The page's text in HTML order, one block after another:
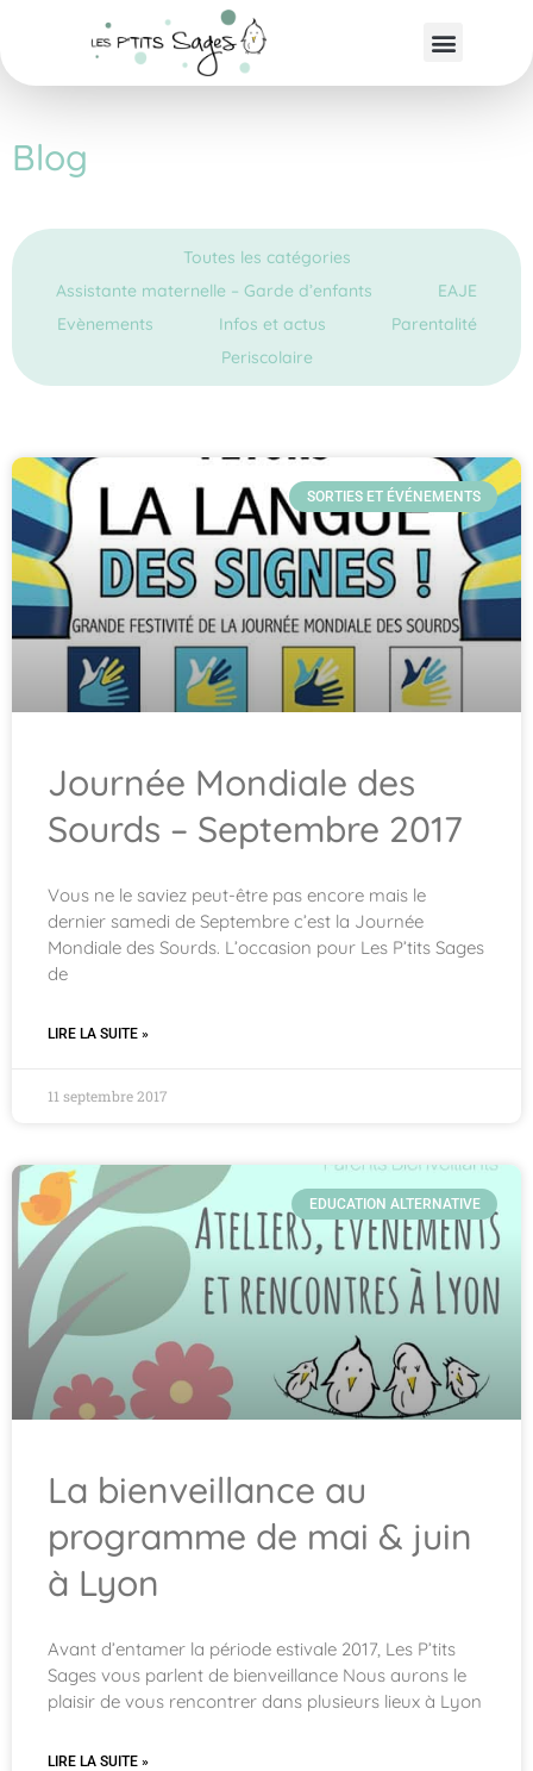
Blog
Toutes les catégories
Assistante maternelle – Garde d’enfants
EAJE
Evènements
Infos et actus
Parentalité
Periscolaire
SORTIES ET ÉVÉNEMENTS
Journée Mondiale des
Sourds – Septembre 2017
Vous ne le saviez peut-être pas encore mais le
dernier samedi de Septembre c’est la Journée
Mondiale des Sourds. L’occasion pour Les P’tits Sages
de
LIRE LA SUITE »
11 septembre 2017
EDUCATION ALTERNATIVE
La bienveillance au
programme de mai & juin
à Lyon
Avant d’entamer la période estivale 2017, Les P’tits
Sages vous parlent de bienveillance Nous aurons le
plaisir de vous rencontrer dans plusieurs lieux à Lyon
LIRE LA SUITE »